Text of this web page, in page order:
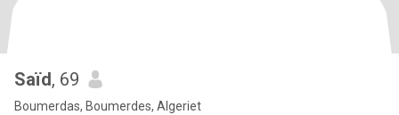
Saïd, 69
Boumerdas, Boumerdes, Algeriet